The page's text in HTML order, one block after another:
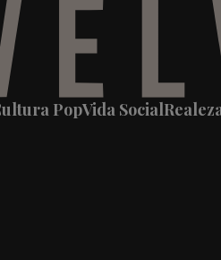
PopVida Social